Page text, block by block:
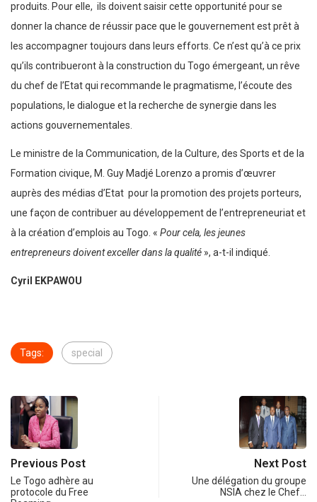
produits. Pour elle, ils doivent saisir cette opportunité pour se
donner la chance de réussir pace que le gouvernement est prêt à
les accompagner toujours dans leurs efforts. Ce n’est qu’à ce prix
qu’ils contribueront à la construction du Togo émergeant, un rêve
du chef de l’Etat qui recommande le pragmatisme, l’écoute des
populations, le dialogue et la recherche de synergie dans les
actions gouvernementales.
Le ministre de la Communication, de la Culture, des Sports et de la
Formation civique, M. Guy Madjé Lorenzo a promis d’œuvrer
auprès des médias d’Etat pour la promotion des projets porteurs,
une façon de contribuer au développement de l’entrepreneuriat et
à la création d’emplois au Togo. « Pour cela, les jeunes
entrepreneurs doivent exceller dans la qualité », a-t-il indiqué.
Cyril EKPAWOU
Tags: special
Previous Post
Le Togo adhère au
protocole du Free
Next Post
Une délégation du groupe
NSIA chez le Chef…